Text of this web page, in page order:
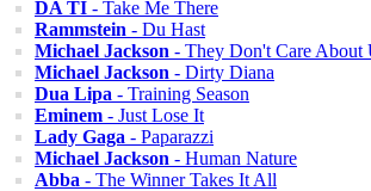
DA TI - Take Me There
Rammstein - Du Hast
Michael Jackson - They Don't Care About
Michael Jackson - Dirty Diana
Dua Lipa - Training Season
Eminem - Just Lose It
Lady Gaga - Paparazzi
Michael Jackson - Human Nature
Abba - The Winner Takes It All